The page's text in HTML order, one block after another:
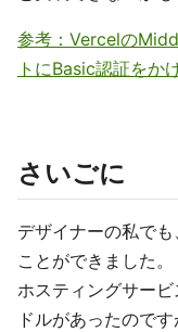
参考：Vercelの
トにBasic認証をか
さいごに
デザイナーの私で
ことができました。
ホスティングサー
ドルがあったのです